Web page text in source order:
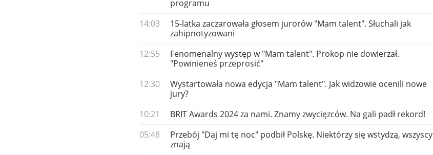
programu
14:03
15-latka zaczarowała głosem jurorów "Mam talent". Słuchali jak
zahipnotyzowani
12:55
Fenomenalny występ w "Mam talent". Prokop nie dowierzał.
"Powinieneś przeprosić"
12:30
Wystartowała nowa edycja "Mam talent". Jak widzowie ocenili nowe
jury?
10:21
BRIT Awards 2024 za nami. Znamy zwycięzców. Na gali padł rekord!
05:48
Przebój "Daj mi tę noc" podbił Polskę. Niektórzy się wstydzą, wszyscy
znają